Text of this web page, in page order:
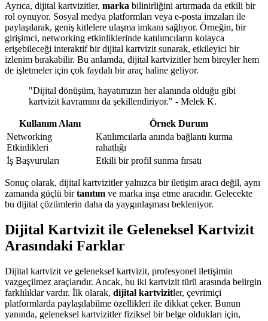
Ayrıca, dijital kartvizitler, marka bilinirliğini artırmada da etkili bir
rol oynuyor. Sosyal medya platformları veya e-posta imzaları ile
paylaşılarak, geniş kitlelere ulaşma imkanı sağlıyor. Örneğin, bir
girişimci, networking etkinliklerinde katılımcıların kolayca
erişebileceği interaktif bir dijital kartvizit sunarak, etkileyici bir
izlenim bırakabilir. Bu anlamda, dijital kartvizitler hem bireyler hem
de işletmeler için çok faydalı bir araç haline geliyor.
"Dijital dönüşüm, hayatımızın her alanında olduğu gibi
kartvizit kavramını da şekillendiriyor." - Melek K.
Kullanım Alanı
Örnek Durum
Networking
Etkinlikleri
Katılımcılarla anında bağlantı kurma
rahatlığı
İş Başvuruları
Etkili bir profil sunma fırsatı
Sonuç olarak, dijital kartvizitler yalnızca bir iletişim aracı değil, aynı
zamanda güçlü birtanıtım ve marka inşa etme aracıdır. Gelecekte
bu dijital çözümlerin daha da yaygınlaşması bekleniyor.
Dijital Kartvizit ile Geleneksel Kartvizit
Arasındaki Farklar
Dijital kartvizit ve geleneksel kartvizit, profesyonel iletişimin
vazgeçilmez araçlarıdır. Ancak, bu iki kartvizit türü arasında belirgin
farklılıklar vardır. İlk olarak, dijital kartvizitler, çevrimiçi
platformlarda paylaşılabilme özellikleri ile dikkat çeker. Bunun
yanında, geleneksel kartvizitler fiziksel bir belge oldukları için,